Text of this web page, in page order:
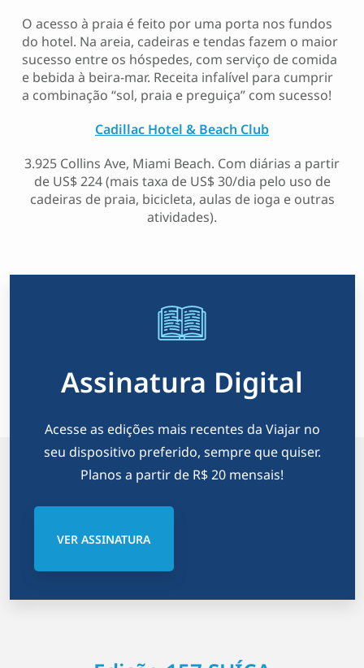
O acesso à praia é feito por uma porta nos fundos
do hotel. Na areia, cadeiras e tendas fazem o maior
sucesso entre os hóspedes, com serviço de comida
e bebida à beira-mar. Receita infalível para cumprir
a combinação “sol, praia e preguiça” com sucesso!
Cadillac Hotel & Beach Club
3.925 Collins Ave, Miami Beach. Com diárias a partir
de US$ 224 (mais taxa de US$ 30/dia pelo uso de
cadeiras de praia, bicicleta, aulas de ioga e outras
atividades).
Assinatura Digital
Acesse as edições mais recentes da Viajar no
seu dispositivo preferido, sempre que quiser.
Planos a partir de R$ 20 mensais!
VER ASSINATURA